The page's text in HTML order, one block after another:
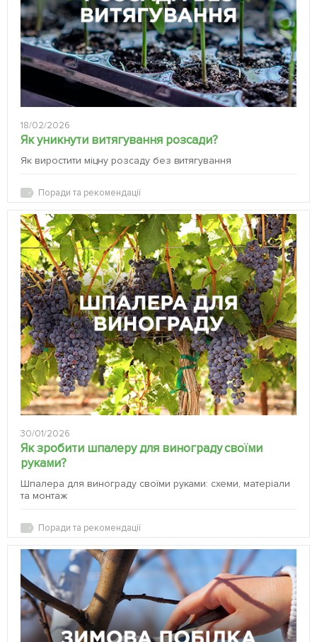
18/02/2026
Як уникнути витягування розсади?
Як виростити міцну розсаду без витягування
Поради та рекомендації
30/01/2026
Як зробити шпалеру для винограду своїми
руками?
Шпалера для винограду своїми руками: схеми, матеріали
та монтаж
Поради та рекомендації